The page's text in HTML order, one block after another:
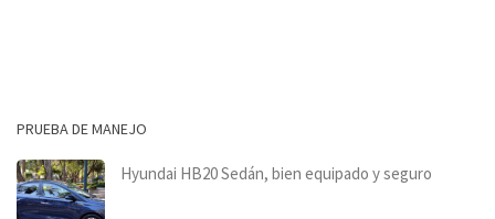
PRUEBA DE MANEJO
Hyundai HB20 Sedán, bien equipado y seguro